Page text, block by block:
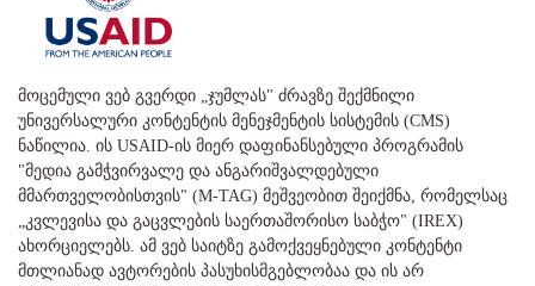
მოცემული ვებ გვერდი „ჯუმლას" ძრავზე შექმნილი
უნივერსალური კონტენტის მენეჯმენტის სისტემის (CMS)
ნაწილია. ის USAID-ის მიერ დაფინანსებული პროგრამის
"მედია გამჭვირვალე და ანგარიშვალდებული
მმართველობისთვის" (M-TAG) მეშვეობით შეიქმნა, რომელსაც
„კვლევისა და გაცვლების საერთაშორისო საბჭო" (IREX)
ახორციელებს. ამ ვებ საიტზე გამოქვეყნებული კონტენტი
მთლიანად ავტორების პასუხისმგებლობაა და ის არ